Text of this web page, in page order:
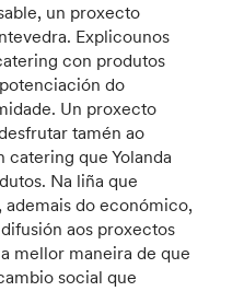
un proxecto
Explicounos
con produtos
do
Un proxecto
tamén ao
catering que Yolanda
Na liña que
do económico,
aos proxectos
mellor maneira de que
social que